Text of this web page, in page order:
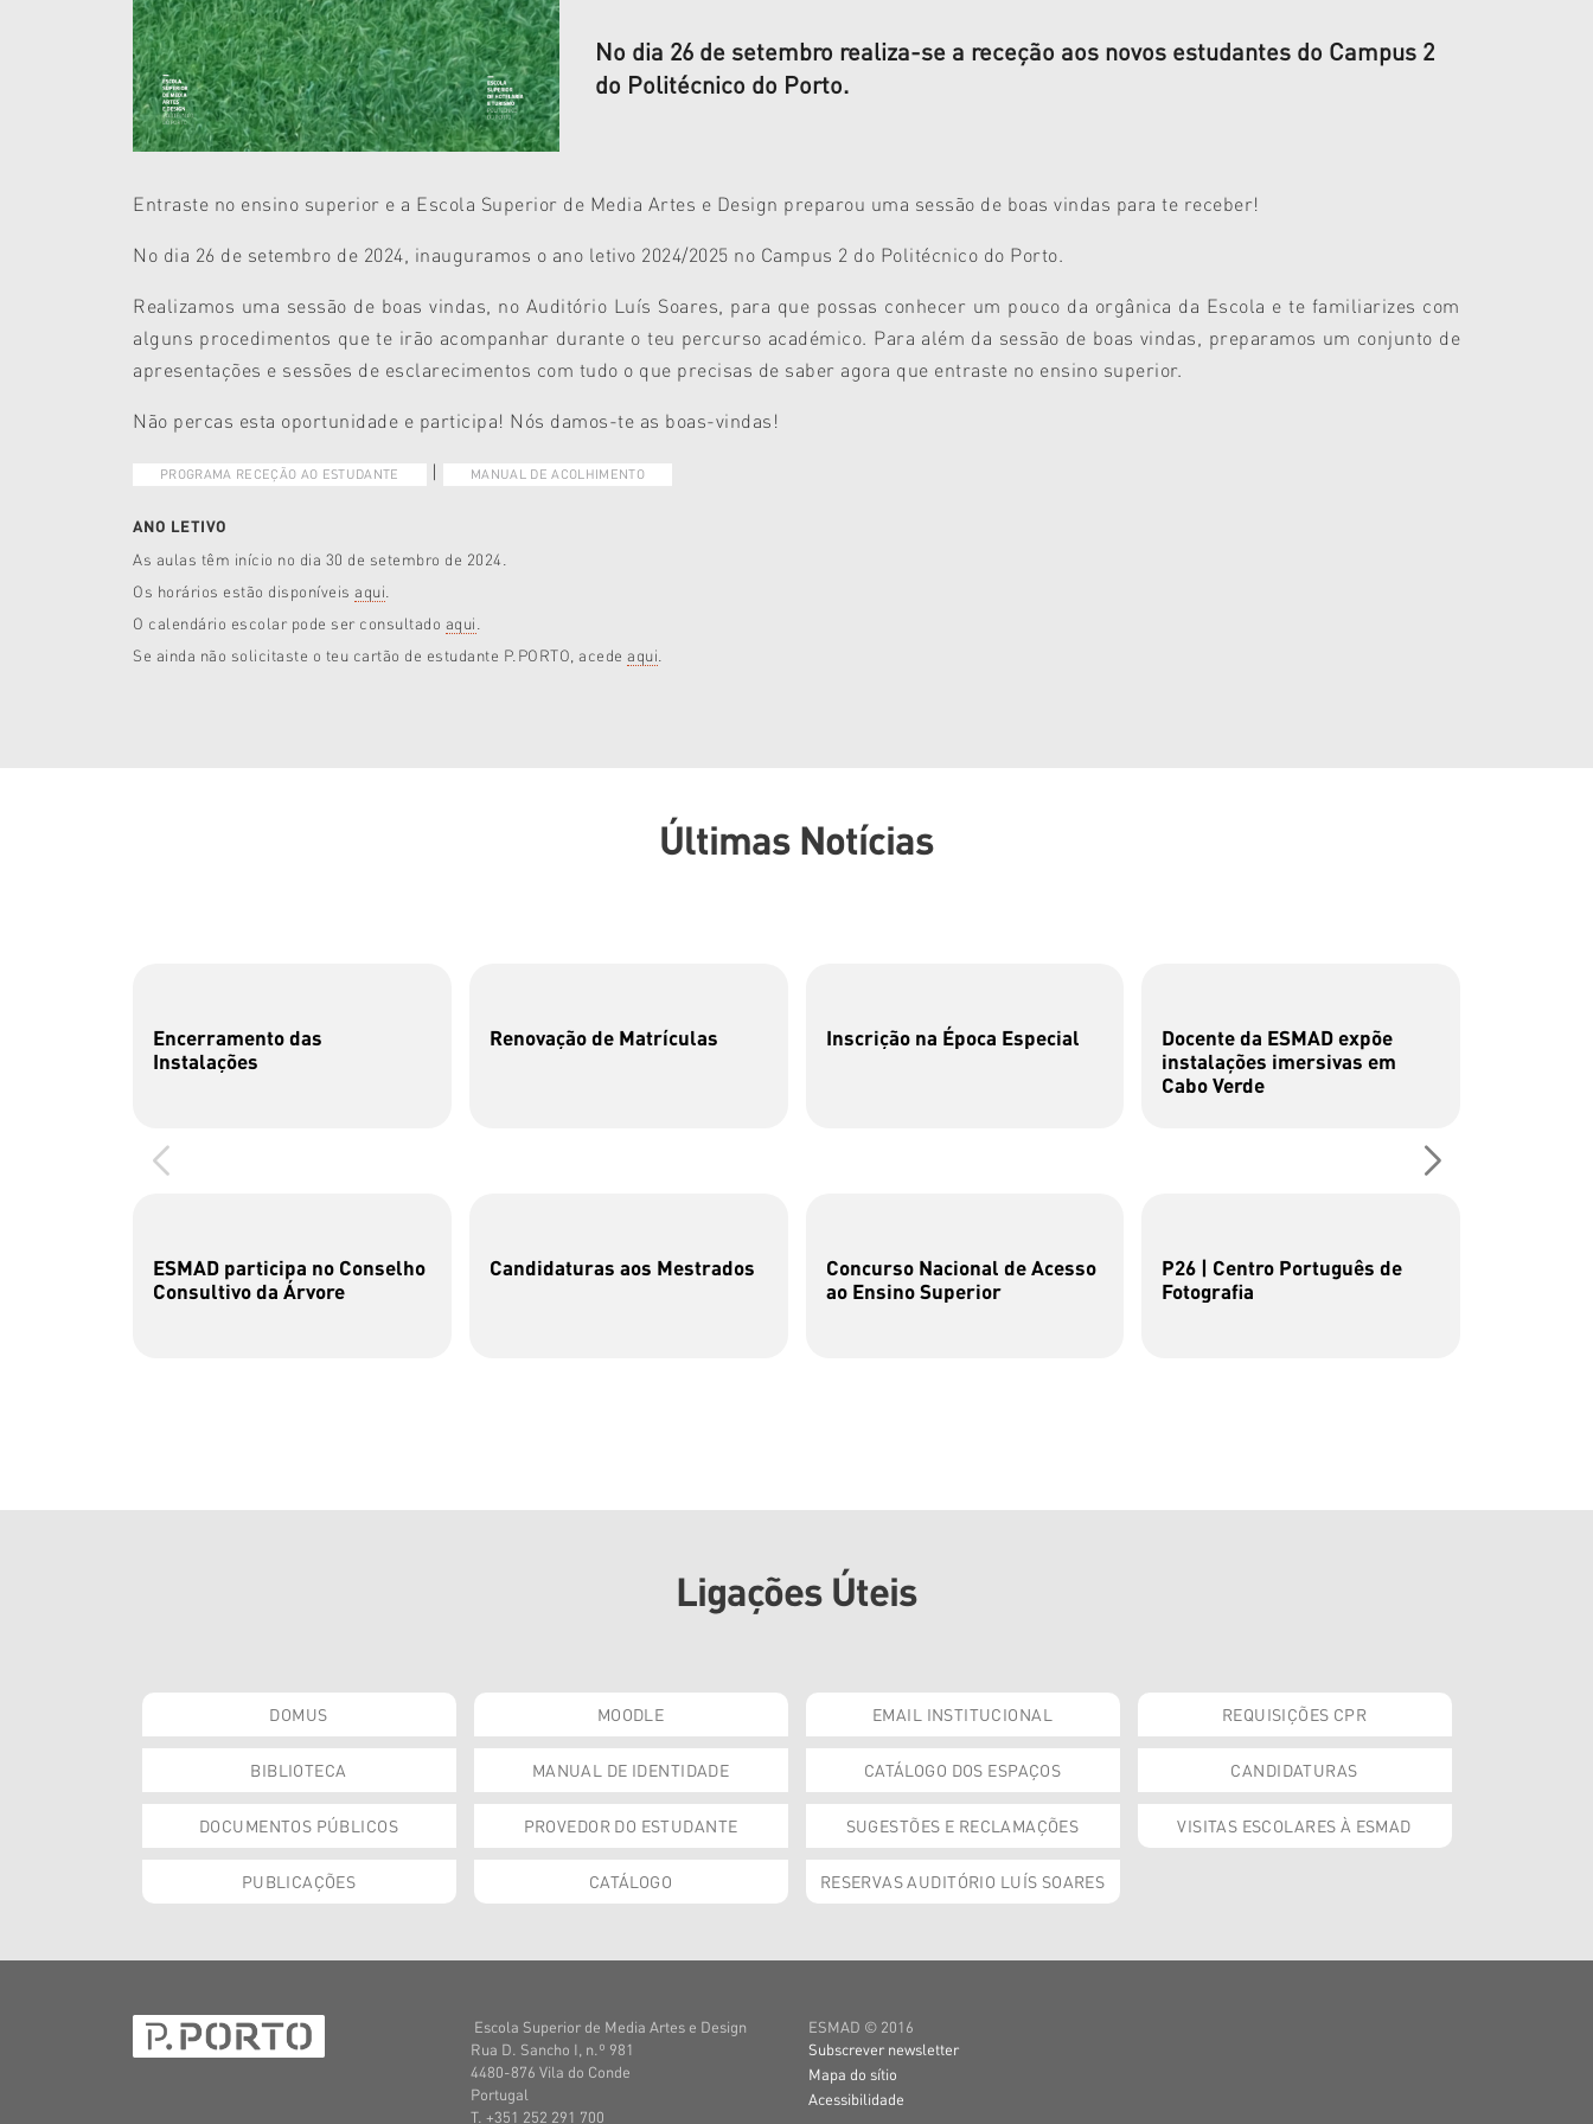
No dia 26 de setembro realiza-se a receção aos novos estudantes do Campus 2
do Politécnico do Porto.
Entraste no ensino superior e a Escola Superior de Media Artes e Design preparou uma sessão de boas vindas para te receber!
No dia 26 de setembro de 2024, inauguramos o ano letivo 2024/2025 no Campus 2 do Politécnico do Porto.
Realizamos uma sessão de boas vindas, no Auditório Luís Soares, para que possas conhecer um pouco da orgânica da Escola e te familiarizes com
alguns procedimentos que te irão acompanhar durante o teu percurso académico. Para além da sessão de boas vindas, preparamos um conjunto de
apresentações e sessões de esclarecimentos com tudo o que precisas de saber agora que entraste no ensino superior.
Não percas esta oportunidade e participa! Nós damos-te as boas-vindas!
PROGRAMA RECEÇÃO AO ESTUDANTE | MANUAL DE ACOLHIMENTO
ANO LETIVO
As aulas têm início no dia 30 de setembro de 2024.
Os horários estão disponíveis aqui
O calendário escolar pode ser consultado aqui
Se ainda não solicitaste o teu cartão de estudante P.PORTO, acede aqui
Últimas Notícias
Encerramento das
Instalações
Renovação de Matrículas Inscrição na Época Especial
Docente da ESMAD expõe
instalações imersivas em
Cabo Verde
ESMAD participa no Conselho
Consultivo da Árvore
Candidaturas aos Mestrados
Concurso Nacional de Acesso
ao Ensino Superior
P26 | Centro Português de
Fotografia
Ligações Úteis
DOMUS MOODLE EMAIL INSTITUCIONAL REQUISIÇÕES CPR
BIBLIOTECA MANUAL DE IDENTIDADE CATÁLOGO DOS ESPAÇOS CANDIDATURAS
DOCUMENTOS PÚBLICOS PROVEDOR DO ESTUDANTE SUGESTÕES E RECLAMAÇÕES VISITAS ESCOLARES À ESMAD
PUBLICAÇÕES CATÁLOGO RESERVAS AUDITÓRIO LUÍS SOARES
Escola Superior de Media Artes e Design
Rua D. Sancho I, n.º 981
4480-876 Vila do Conde
Portugal
T. +351 252 291 700
ESMAD © 2016
Subscrever newsletter
Mapa do sítio
Acessibilidade